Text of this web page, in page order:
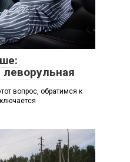
вопрос, обратимся к